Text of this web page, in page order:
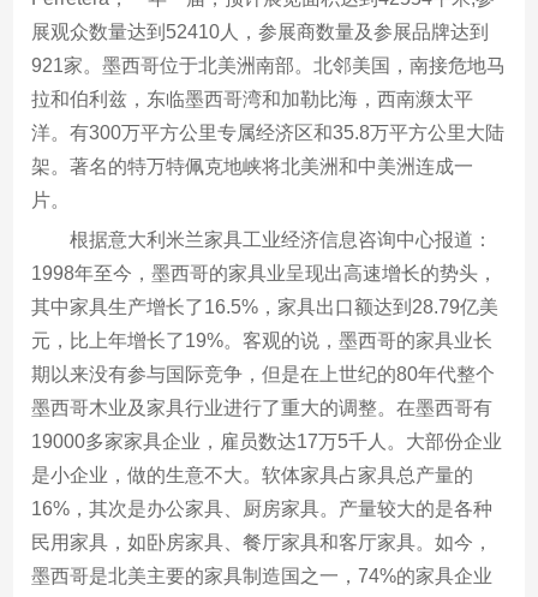
展观众数量达到52410人，参展商数量及参展品牌达到
921家。墨西哥位于北美洲南部。北邻美国，南接危地马
拉和伯利兹，东临墨西哥湾和加勒比海，西南濒太平
洋。有300万平方公里专属经济区和35.8万平方公里大陆
架。著名的特万特佩克地峡将北美洲和中美洲连成一
片。
根据意大利米兰家具工业经济信息咨询中心报道：
1998年至今，墨西哥的家具业呈现出高速增长的势头，
其中家具生产增长了16.5%，家具出口额达到28.79亿美
元，比上年增长了19%。客观的说，墨西哥的家具业长
期以来没有参与国际竞争，但是在上世纪的80年代整个
墨西哥木业及家具行业进行了重大的调整。在墨西哥有
19000多家家具企业，雇员数达17万5千人。大部份企业
是小企业，做的生意不大。软体家具占家具总产量的
16%，其次是办公家具、厨房家具。产量较大的是各种
民用家具，如卧房家具、餐厅家具和客厅家具。如今，
墨西哥是北美主要的家具制造国之一，74%的家具企业